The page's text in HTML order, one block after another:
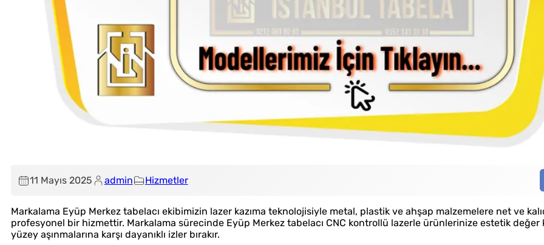
11 Mayıs 2025 admin Hizmetler
Markalama Eyüp Merkez tabelacı ekibimizin lazer kazıma teknolojisiyle metal, plastik ve ahşap malzemelere net ve
profesyonel bir hizmettir. Markalama sürecinde Eyüp Merkez tabelacı CNC kontrollü lazerle ürünlerinize estetik değer
yüzey aşınmalarına karşı dayanıklı izler bırakır.